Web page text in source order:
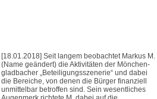
[18.01.2018] Seit langem beobachtet Markus M.
(Name geändert) die Aktivitäten der Mön­chen­
gladbacher „Beteiligungsszenerie“ und dabei
die Bereiche, von denen die Bürger finanziell
unmittelbar betroffen sind. Sein wesentliches